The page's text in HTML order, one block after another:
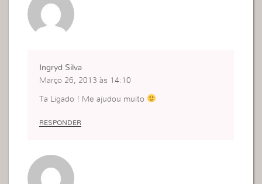
Ingryd Silva
Março 26, 2013 às 14:10
Ta Ligado ! Me ajudou muito
RESPONDER